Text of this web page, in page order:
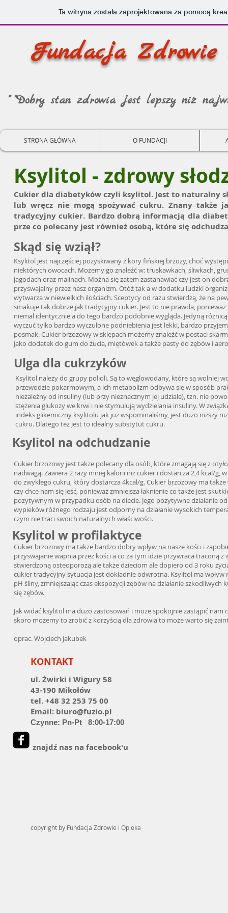
Ta witryna została zaprojektowana za pomocą
" "Dobry stan zdrowia jest lepszy niż
Fundacja
Ksylitol - zdrowy
Cukier dla diabetyków czyli ksylitol. Jest to naturalny
lub wręcz nie mogą spożywać cukru. Znany
tradycyjny cukier. Bardzo dobrą informacją dla
prze co polecany jest również osobą, które się
Ksylitol jest najczęściej pozyskiwany z kory fińskiej brzozy, choć
niektórych owocach. Możemy go znaleźć w: truskawkach, śliwkach,
jagodach oraz malinach. Można się zatem zastanawiać czy jest on
przyswajalny przez nasz organizm. Otóż tak a w dodatku ludzki
wytwarza w niewielkich ilościach. Sceptycy od razu stwierdzą, że na
smakuje tak dobrze jak tradycyjny cukier. Jest to nie prawda, ponieważ
niemal identycznie a do tego bardzo podobnie wygląda. Jedyną
wyczuć tylko bardzo wyczulone podniebienia jest lekki, bardzo
posmak. Cukier brzozowy w sklepach możemy znaleźć w postaci
jako dodatek do gum do żucia, miętówek a także pasty do zębów i
Skąd się wziął?
Ulga dla cukrzyków
Ksylitol należy do grupy polioli. Są to węglowodany, które są wolniej
przewodzie pokarmowym, a ich metabolizm odbywa się w sposób
niezależny od insuliny (lub przy nieznacznym jej udziale), tzn. nie
stężenia glukozy we krwi i nie stymulują wydzielania insuliny. W
indeks glikemiczny ksylitolu jak już wspominaliśmy, jest dużo niższy
cukru. Dlatego też jest to idealny substytut cukru.
Cukier brzozowy jest także polecany dla osób, które zmagają się z
nadwagą. Zawiera 2 razy mniej kalorii niż cukier i dostarcza 2,4 kcal/g,
do zwykłego cukru, który dostarcza 4kcal/g. Cukier brzozowy ma także
czy chce nam się jeść, ponieważ zmniejsza łaknienie co także jest
pozytywnym w przypadku osób na diecie. Jego pozytywne działanie
wypieków różnego rodzaju jest odporny na działanie wysokich
czym nie traci swoich naturalnych właściwości.
Ksylitol na odchudzanie
Ksylitol w profilaktyce
Cukier brzozowy ma także bardzo dobry wpływ na nasze kości i
przyswajanie wapnia przez kości a co za tym idzie przywraca traconą
stwierdzoną osteoporozą ale także dzieciom ale dopiero od 3 roku
cukier tradycyjny sytuacja jest dokładnie odwrotna. Ksylitol ma
pH śliny, zmniejszając czas ekspozycji zębów na działanie
się zębów.
Jak widać ksylitol ma dużo zastosowań i może spokojnie zastąpić nam
skoro możemy to zrobić z korzyścią dla zdrowia to może warto się
oprac. Wojciech Jakubek
STRONA GŁÓWNA O FUNDACJI
KONTAKT
ul. Żwirki i Wigury 58
43-190 Mikołów
tel. +48 32 253 75 00
Email: biuro@fuzio.pl
Czynne: Pn-Pt 8:00-17:00
znajdź nas na facebook'u
copyright by Fundacja Zdrowie i Opieka